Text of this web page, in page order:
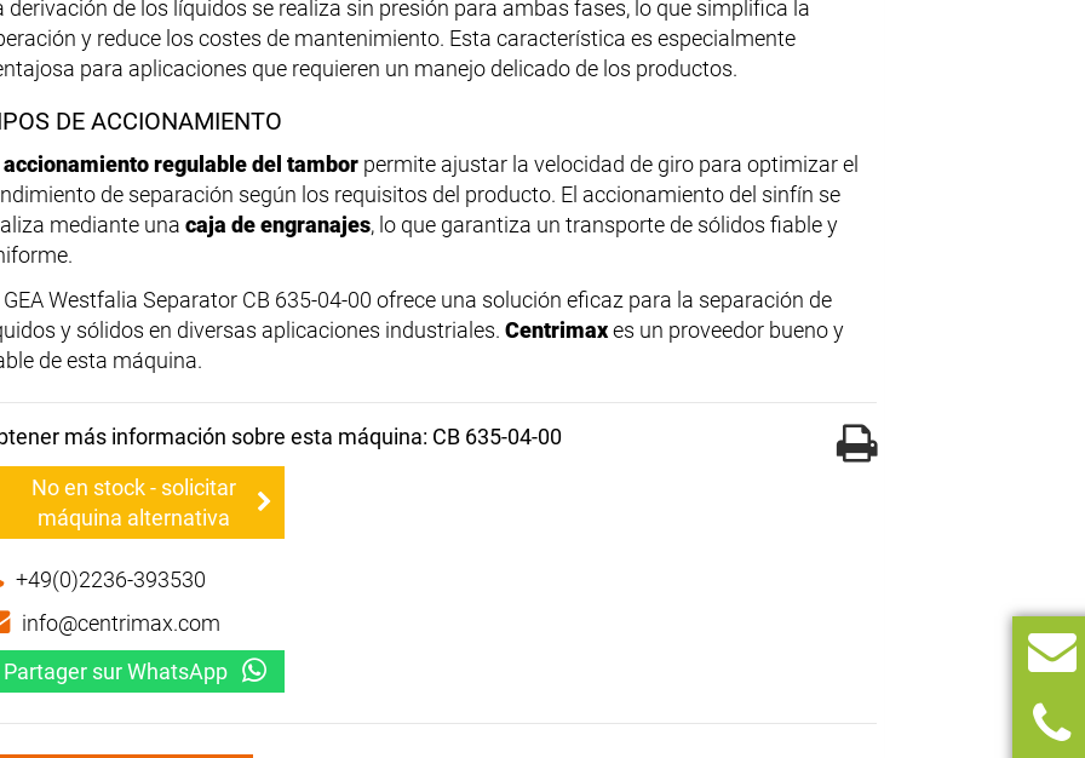
derivación de los líquidos se realiza sin presión para ambas fases, lo que simplifica la
y reduce los costes de mantenimiento. Esta característica es especialmente
para aplicaciones que requieren un manejo delicado de los productos.
DE ACCIONAMIENTO
accionamiento regulable del tambor permite ajustar la velocidad de giro para optimizar el
de separación según los requisitos del producto. El accionamiento del sinfín se
mediante una caja de engranajes, lo que garantiza un transporte de sólidos fiable y
GEA Westfalia Separator CB 635-04-00 ofrece una solución eficaz para la separación de
y sólidos en diversas aplicaciones industriales. Centrimaxes un proveedor bueno y
de esta máquina.
más información sobre esta máquina: CB 635-04-00
No en stock - solicitar
máquina alternativa
+49(0)2236-393530
info@centrimax.com
Partager sur WhatsApp